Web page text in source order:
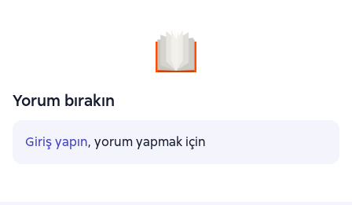
Yorum bırakın
Giriş yapın, yorum yapmak için